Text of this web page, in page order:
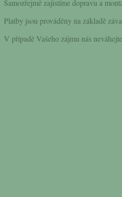
Samozřejmě zajistíme dopravu a
Platby jsou prováděny na základě
V případě Vašeho zájmu nás